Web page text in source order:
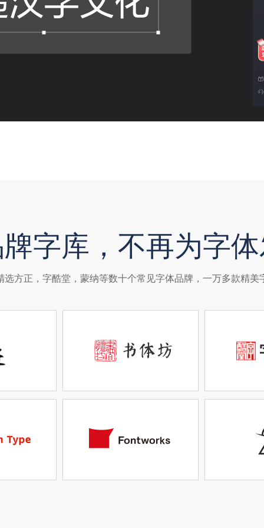
字库，不再为字
选方正，字酷堂，蒙纳等数十个常见字体品牌，一万多款精美